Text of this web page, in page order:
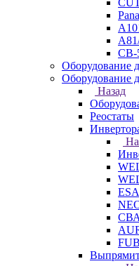
СВ-
Оборудование
Оборудование
Назад
Реостаты